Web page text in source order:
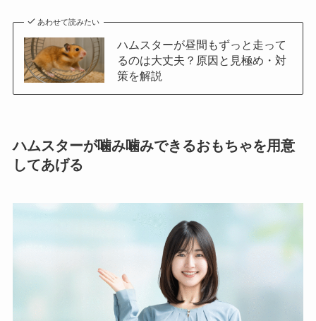
あわせて読みたい
ハムスターが昼間もずっと走って
るのは大丈夫？原因と見極め・対
策を解説
ハムスターが噛み噛みできるおもちゃを用意
してあげる